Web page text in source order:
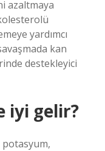
azaltmaya
yardımcı
kan
destekleyici
iyi gelir?
potasyum,